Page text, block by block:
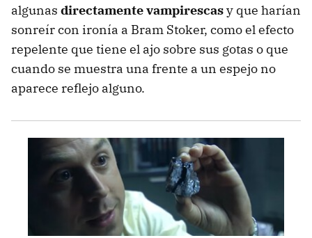
algunas directamente vampirescasy que harían
sonreír con ironía a Bram Stoker, como el efecto
repelente que tiene el ajo sobre sus gotas o que
cuando se muestra una frente a un espejo no
aparece reflejo alguno.